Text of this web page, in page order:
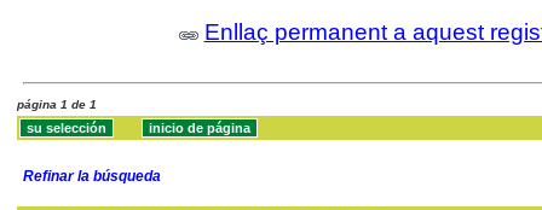
Enllaç permanent a aquest
página 1 de 1
Refinar la búsqueda